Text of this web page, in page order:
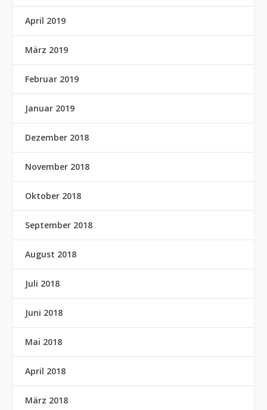
April 2019
März 2019
Februar 2019
Januar 2019
Dezember 2018
November 2018
Oktober 2018
September 2018
August 2018
Juli 2018
Juni 2018
Mai 2018
April 2018
März 2018